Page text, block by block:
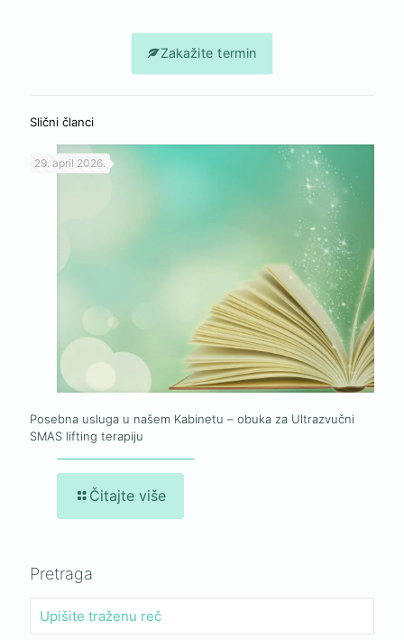
Zakažite termin
Slični članci
29. april 2026.
Posebna usluga u našem Kabinetu – obuka za Ultrazvučni
SMAS lifting terapiju
Čitajte više
Pretraga